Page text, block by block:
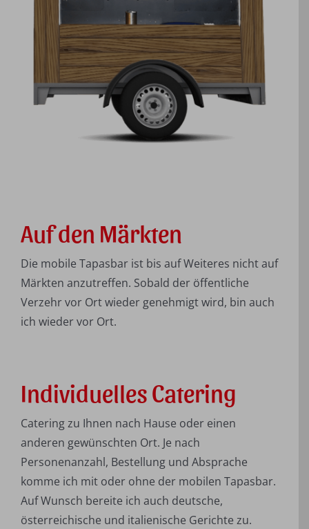
Auf den Märkten
Die mobile Tapasbar ist bis auf Weiteres nicht auf
Märkten anzutreffen. Sobald der öffentliche
Verzehr vor Ort wieder genehmigt wird, bin auch
ich wieder vor Ort.
Individuelles Catering
Catering zu Ihnen nach Hause oder einen
anderen gewünschten Ort. Je nach
Personenanzahl, Bestellung und Absprache
komme ich mit oder ohne der mobilen Tapasbar.
Auf Wunsch bereite ich auch deutsche,
österreichische und italienische Gerichte zu.